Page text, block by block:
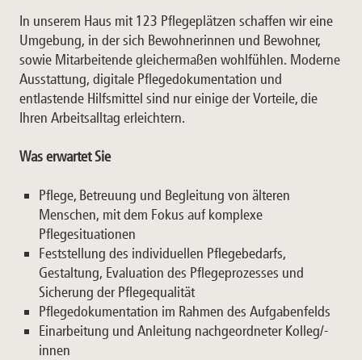
In unserem Haus mit 123 Pflegeplätzen schaffen wir eine
Umgebung, in der sich Bewohnerinnen und Bewohner,
sowie Mitarbeitende gleichermaßen wohlfühlen. Moderne
Ausstattung, digitale Pflegedokumentation und
entlastende Hilfsmittel sind nur einige der Vorteile, die
Ihren Arbeitsalltag erleichtern.
Was erwartet Sie
Pflege, Betreuung und Begleitung von älteren
Menschen, mit dem Fokus auf komplexe
Pflegesituationen
Feststellung des individuellen Pflegebedarfs,
Gestaltung, Evaluation des Pflegeprozesses und
Sicherung der Pflegequalität
Pflegedokumentation im Rahmen des Aufgabenfelds
Einarbeitung und Anleitung nachgeordneter Kolleg/-
innen